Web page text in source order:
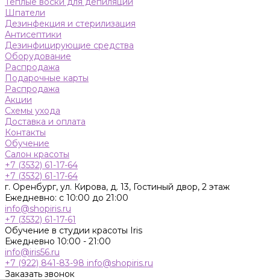
Шпатели
Дезинфекция и стерилизация
Антисептики
Дезинфицирующие средства
Оборудование
Распродажа
Подарочные карты
Распродажа
Акции
Схемы ухода
Доставка и оплата
Контакты
Обучение
Салон красоты
+7 (3532) 61-17-64
+7 (3532) 61-17-64
г. Оренбург, ул. Кирова, д. 13, Гостиный двор, 2 этаж
Ежедневно: с 10:00 до 21:00
info@shopiris.ru
+7 (3532) 61-17-61
Обучение в студии красоты Iris
Ежедневно 10:00 - 21:00
info@iris56.ru
+7 (922) 841-83-98 info@shopiris.ru
Заказать звонок